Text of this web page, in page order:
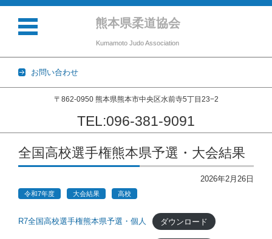
熊本県柔道協会
Kumamoto Judo Association
お問い合わせ
〒862-0950 熊本県熊本市中央区水前寺5丁目23−2
TEL:096-381-9091
コンテンツに移動
全国高校選手権熊本県予選・大会結果
2026年2月26日
令和7年度 大会結果 高校
R7全国高校選手権熊本県予選・個人 ダウンロード